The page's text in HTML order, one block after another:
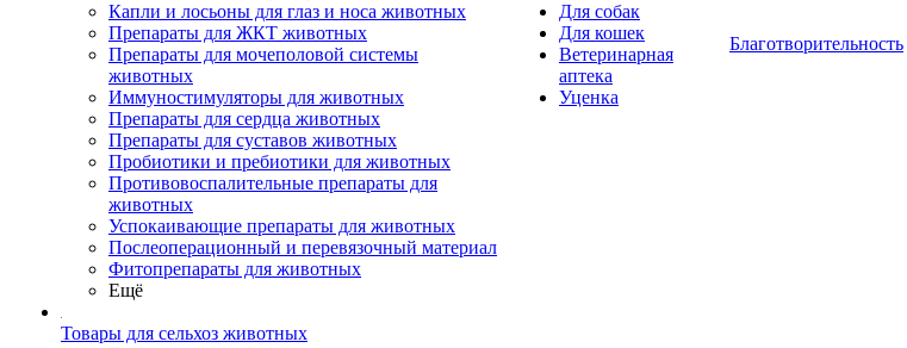
Капли и лосьоны для глаз и носа животных
Препараты для ЖКТ животных
Препараты для мочеполовой системы
животных
Иммуностимуляторы для животных
Препараты для сердца животных
Препараты для суставов животных
Пробиотики и пребиотики для животных
Противовоспалительные препараты для
животных
Успокаивающие препараты для животных
Послеоперационный и перевязочный материал
Фитопрепараты для животных
Ещё
Товары для сельхоз животных
Для собак
Для кошек
Ветеринарная
аптека
Уценка
Благотворительность